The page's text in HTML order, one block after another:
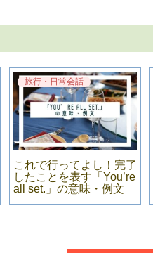
旅行・日常会話
これで行ってよし！完了
したことを表す「You’re
all set.」の意味・例文